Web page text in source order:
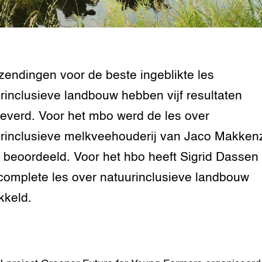
Aanpakken
Digitalisering &
en
exoten
genetische
voor de beste ingeblikte les
landbouw hebben vijf resultaten
Voor het mbo werd de les over
melkveehouderij van Jaco
beoordeeld. Voor het hbo heeft Sigrid Dassen
les over natuurinclusieve landbouw